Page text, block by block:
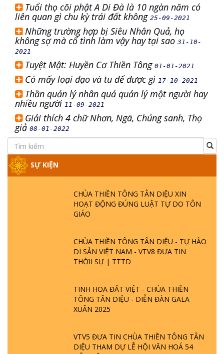
Tuổi thọ cõi phật A Di Đà là 10 ngàn năm có
liên quan gì chu kỳ trái đất không 25-09-2021
Những trường hợp bị Siêu Nhân Quả, họ
không sợ mà cố tình làm vậy hay tại sao 31-10-
2021
Tuyệt Mật: Huyền Cơ Thiền Tông 01-01-2021
Có mấy loại đạo và tu để được gì 17-10-2021
Thần quản lý nhân quả quản lý một người hay
nhiều người 11-09-2021
Giải thích 4 chữ Nhơn, Ngã, Chúng sanh, Thọ
giả 08-01-2022
SỰ KIỆN
CHÙA THIỀN TÔNG TÂN DIỆU XIN
HOẠT ĐỘNG ĐÚNG LUẬT TỰ DO TÔN
GIÁO
CHÙA THIỀN TÔNG TÂN DIỆU - TỰ HÀO
DI SẢN VIỆT NAM - VTV8 ĐƯA TIN
THỜII SỰ | TTTD
TINH HOA ĐẤT VIỆT - CHÙA THIỀN
TÔNG TÂN DIỆU - DIỄN ĐÀN GALA
XUÂN 2025
VTV5 ĐƯA TIN CHÙA THIỀN TÔNG TÂN
DIỆU THAM DỰ LỄ HỘI VĂN HOÁ 54